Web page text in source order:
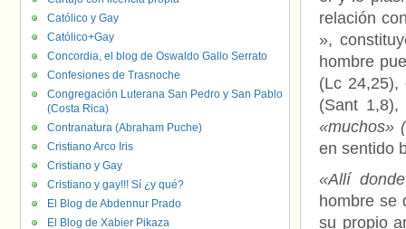
relación
»,
hombre
(Lc
(Sant
«muchos»
en sentido
«Allí
hombre se
su propio
Católico y Gay
Católico+Gay
Concordia, el blog de Oswaldo Gallo Serrato
Confesiones de Trasnoche
Congregación Luterana San Pedro y San Pablo
(Costa Rica)
Contranatura (Abraham Puche)
Cristiano Arco Iris
Cristiano y Gay
Cristiano y gay!!! Sí ¿y qué?
El Blog de Abdennur Prado
El Blog de Xabier Pikaza